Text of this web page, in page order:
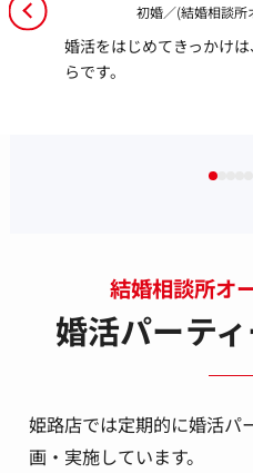
初婚／(結婚相談所
婚活をはじめてきっかけ
らです。
結婚相談所オ
婚活パーテ
姫路店では定期的に婚活パ
画・実施しています。